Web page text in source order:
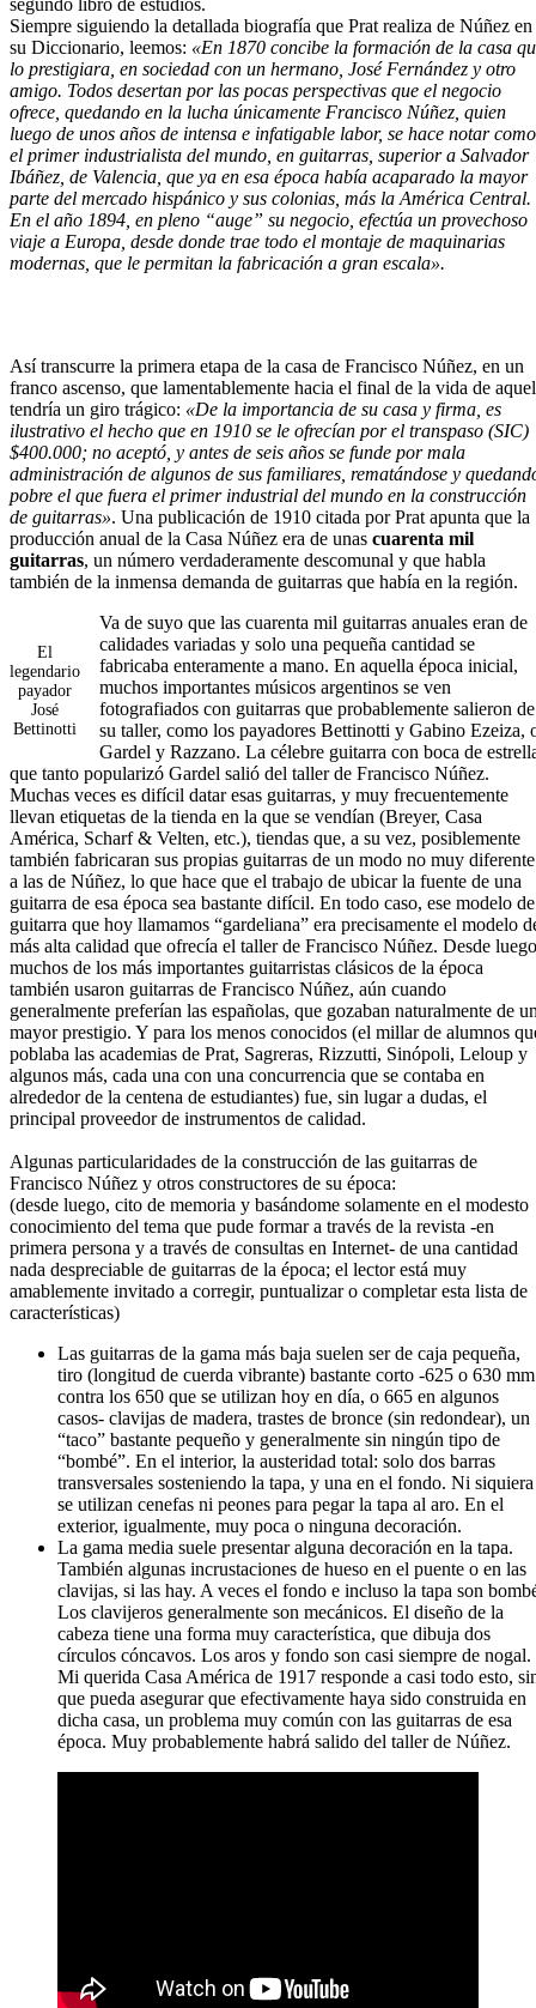
segundo libro de estudios.
Siempre siguiendo la detallada biografía que Prat realiza de Núñez en
su Diccionario, leemos: «En 1870 concibe la formación de la casa
lo prestigiara, en sociedad con un hermano, José Fernández y otro
amigo. Todos desertan por las pocas perspectivas que el negocio
ofrece, quedando en la lucha únicamente Francisco Núñez, quien
luego de unos años de intensa e infatigable labor, se hace notar como
el primer industrialista del mundo, en guitarras, superior a Salvador
Ibáñez, de Valencia, que ya en esa época había acaparado la mayor
parte del mercado hispánico y sus colonias, más la América Central.
En el año 1894, en pleno “auge” su negocio, efectúa un provechoso
viaje a Europa, desde donde trae todo el montaje de maquinarias
modernas, que le permitan la fabricación a gran escala».
Así transcurre la primera etapa de la casa de Francisco Núñez, en un
franco ascenso, que lamentablemente hacia el final de la vida de aquel
tendría un giro trágico: «De la importancia de su casa y firma, es
ilustrativo el hecho que en 1910 se le ofrecían por el transpaso (SIC)
$400.000; no aceptó, y antes de seis años se funde por mala
administración de algunos de sus familiares, rematándose y
pobre el que fuera el primer industrial del mundo en la construcción
de guitarras». Una publicación de 1910 citada por Prat apunta que la
producción anual de la Casa Núñez era de unas cuarenta mil
guitarras, un número verdaderamente descomunal y que habla
también de la inmensa demanda de guitarras que había en la región.
El
legendario
payador
José
Bettinotti
Va de suyo que las cuarenta mil guitarras anuales eran de
calidades variadas y solo una pequeña cantidad se
fabricaba enteramente a mano. En aquella época inicial,
muchos importantes músicos argentinos se ven
fotografiados con guitarras que probablemente salieron de
su taller, como los payadores Bettinotti y Gabino Ezeiza,
Gardel y Razzano. La célebre guitarra con boca de
que tanto popularizó Gardel salió del taller de Francisco Núñez.
Muchas veces es difícil datar esas guitarras, y muy frecuentemente
llevan etiquetas de la tienda en la que se vendían (Breyer, Casa
América, Scharf & Velten, etc.), tiendas que, a su vez, posiblemente
también fabricaran sus propias guitarras de un modo no muy diferente
a las de Núñez, lo que hace que el trabajo de ubicar la fuente de una
guitarra de esa época sea bastante difícil. En todo caso, ese modelo de
guitarra que hoy llamamos “gardeliana” era precisamente el modelo
más alta calidad que ofrecía el taller de Francisco Núñez. Desde
muchos de los más importantes guitarristas clásicos de la época
también usaron guitarras de Francisco Núñez, aún cuando
generalmente preferían las españolas, que gozaban naturalmente de
mayor prestigio. Y para los menos conocidos (el millar de alumnos
poblaba las academias de Prat, Sagreras, Rizzutti, Sinópoli, Leloup y
algunos más, cada una con una concurrencia que se contaba en
alrededor de la centena de estudiantes) fue, sin lugar a dudas, el
principal proveedor de instrumentos de calidad.
Algunas particularidades de la construcción de las guitarras de
Francisco Núñez y otros constructores de su época:
(desde luego, cito de memoria y basándome solamente en el modesto
conocimiento del tema que pude formar a través de la revista -en
primera persona y a través de consultas en Internet- de una cantidad
nada despreciable de guitarras de la época; el lector está muy
amablemente invitado a corregir, puntualizar o completar esta lista de
características)
Las guitarras de la gama más baja suelen ser de caja pequeña,
tiro (longitud de cuerda vibrante) bastante corto -625 o 630 mm
contra los 650 que se utilizan hoy en día, o 665 en algunos
casos- clavijas de madera, trastes de bronce (sin redondear), un
“taco” bastante pequeño y generalmente sin ningún tipo de
“bombé”. En el interior, la austeridad total: solo dos barras
transversales sosteniendo la tapa, y una en el fondo. Ni siquiera
se utilizan cenefas ni peones para pegar la tapa al aro. En el
exterior, igualmente, muy poca o ninguna decoración.
La gama media suele presentar alguna decoración en la tapa.
También algunas incrustaciones de hueso en el puente o en las
clavijas, si las hay. A veces el fondo e incluso la tapa son
Los clavijeros generalmente son mecánicos. El diseño de la
cabeza tiene una forma muy característica, que dibuja dos
círculos cóncavos. Los aros y fondo son casi siempre de nogal.
Mi querida Casa América de 1917 responde a casi todo esto,
que pueda asegurar que efectivamente haya sido construida en
dicha casa, un problema muy común con las guitarras de esa
época. Muy probablemente habrá salido del taller de Núñez.